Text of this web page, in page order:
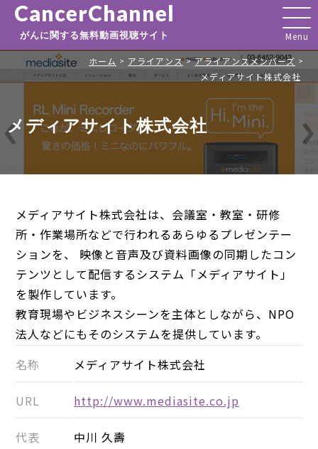
CancerChannel
がんに関する無料動画視聴サイト
ホーム > アライアンス > アライアンスメンバーズ >
メディアサイト株式会社
メディアサイト株式会社
メディアサイト株式会社は、会議室・教室・研修
所・作業場所などで行われるあらゆるプレゼンテー
ションを、 映像と音声及び資料画像の同期したコン
テンツとして配信するシステム「メディアサイト」
を製作しています。
教育現場やビジネスシーンを主体としながら、NPO
法人などにもそのシステムを提供しています。
名称
メディアサイト株式会社
URL http://www.mediasite.co.jp
代表 中川 久壽